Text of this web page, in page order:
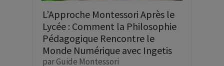
L’Approche Montessori Après le
Lycée : Comment la Philosophie
Pédagogique Rencontre le
Monde Numérique avec Ingetis
parGuide Montessori